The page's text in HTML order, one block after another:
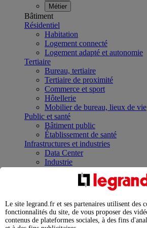
Métier
Bâtiment
Résidentiel
Habitation
Logement connecté
Logement adapté et autonomie
Tertiaire
Bureau, tertiaire
Tertiaire de proximité
Commerce et sport
Hôtellerie
Mobilier de bureau, lieux de vie
Public et santé
Bâtiment public
Établissement de santé
Infrastructures et industries
Data Center
Industrie
Infrastructures
Contrôler et planifier le
Répartir et optimiser son
Legrand Data Center Solutions
expertises au service de vos
Le site legrand.fr et ses partenaires utilisent des
fonctionnalités du site, de vous proposer des
contenus de plateformes sociales, à des fins